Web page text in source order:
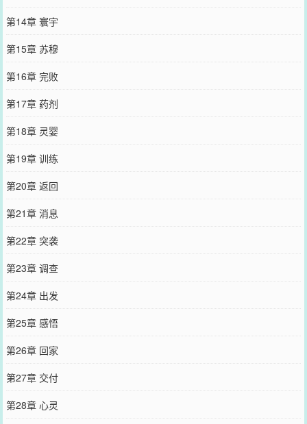
第14章 寰宇
第15章 苏穆
第16章 完败
第17章 药剂
第18章 灵婴
第19章 训练
第20章 返回
第21章 消息
第22章 突袭
第23章 调查
第24章 出发
第25章 感悟
第26章 回家
第27章 交付
第28章 心灵